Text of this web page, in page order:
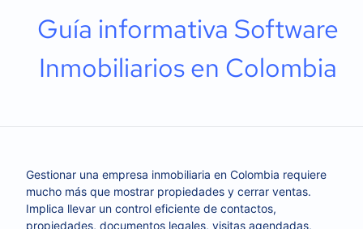
Guía informativa Software
Inmobiliarios en Colombia
Gestionar una empresa inmobiliaria en Colombia requiere
mucho más que mostrar propiedades y cerrar ventas.
Implica llevar un control eficiente de contactos,
propiedades, documentos legales, visitas agendadas,